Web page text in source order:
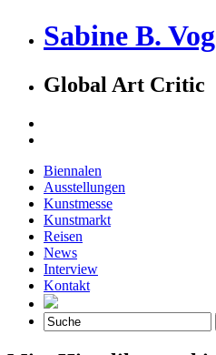
Sabine B.
Global Art Critic
Biennalen
Ausstellungen
Kunstmesse
Kunstmarkt
Reisen
News
Interview
Kontakt